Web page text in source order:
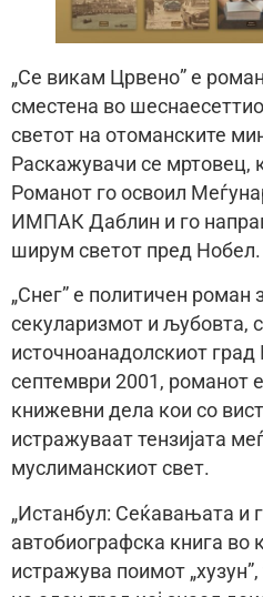
„Се викам Црвено” е
сместена во
светот на отоманските
Раскажувачи се мртовец,
Романот го освоил
ИМПАК Даблин и го
ширум светот пред Нобел.
„Снег” е политичен роман
секуларизмот и љубовта,
источноанадолскиот
септември 2001, романот
книжевни дела кои со
истражуваат тензијата
муслиманскиот свет.
„Истанбул: Сеќавањата и
автобиографска книга во
истражува поимот